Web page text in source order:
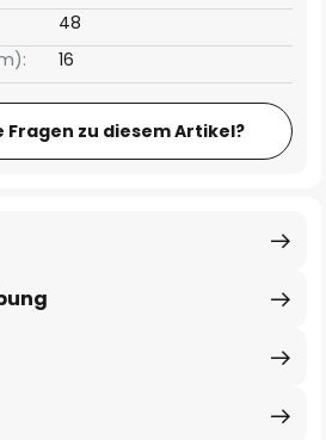
48
16
Fragen zu diesem Artikel?